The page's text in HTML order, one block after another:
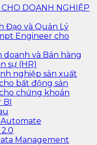
DOANH NGHIỆP
Đạo và Quản Lý
Engineer cho
doanh và Bán hàng
sự (HR)
nghiệp sản xuất
bất động sản
chứng khoán
BI
Management